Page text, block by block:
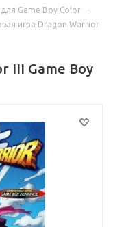
Game Boy Color
-
игра Dragon Warrior
III Game Boy